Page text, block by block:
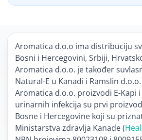
Aromatica d.o.o ima distribuciju
Bosni i Hercegovini, Srbiji,
Aromatica d.o.o. je također
Natural-E u Kanadi i Ramslin
Aromatica d.o.o. proizvodi E-Kapi
urinarnih infekcija su prvi
Bosne i Hercegovine koji su
Ministarstva zdravlja Kanade (